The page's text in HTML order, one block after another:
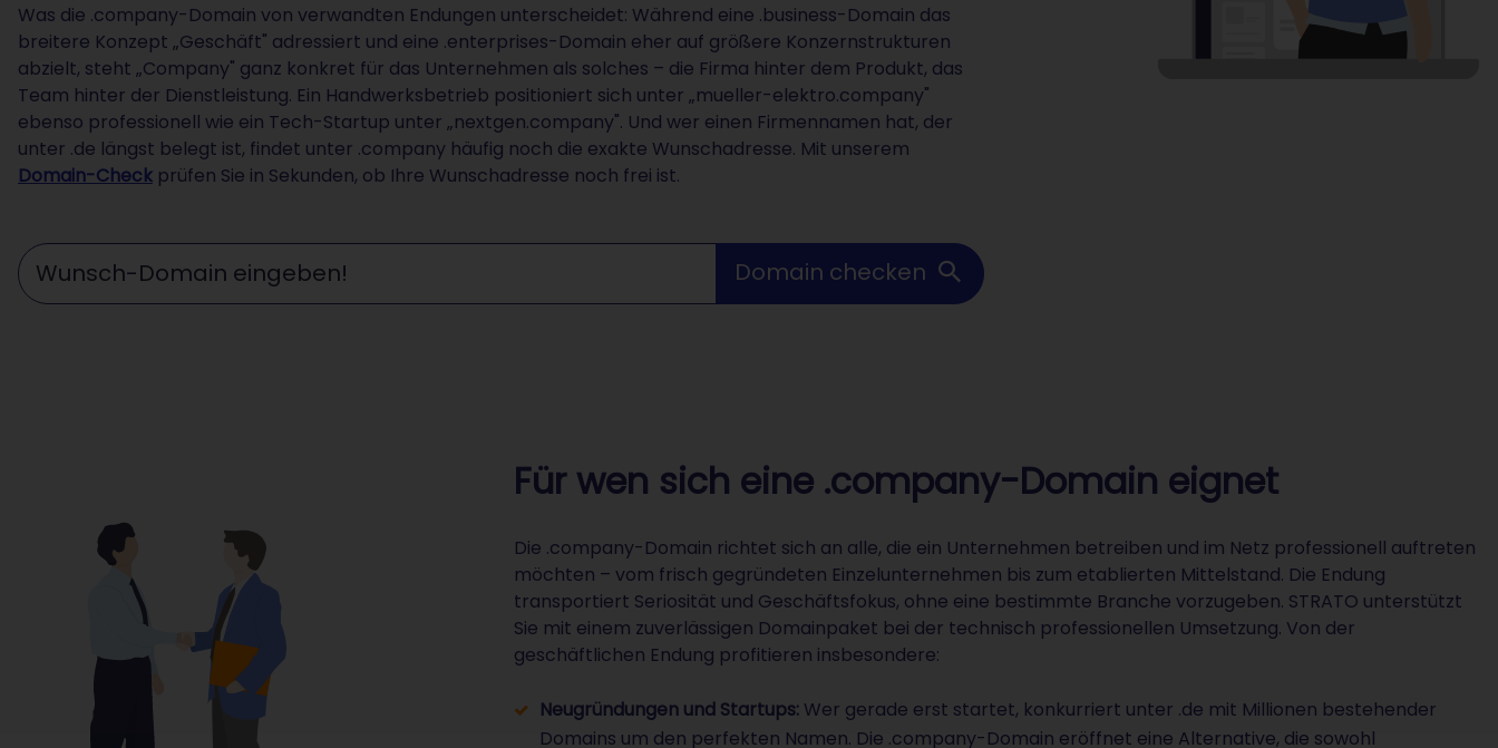
Was die .company-Domain von verwandten Endungen unterscheidet: Während eine .business-Domain das
breitere Konzept „Geschäft" adressiert und eine .enterprises-Domain eher auf größere Konzernstrukturen
abzielt, steht „Company" ganz konkret für das Unternehmen als solches – die Firma hinter dem Produkt, das
Team hinter der Dienstleistung. Ein Handwerksbetrieb positioniert sich unter „mueller-elektro.company"
ebenso professionell wie ein Tech-Startup unter „nextgen.company". Und wer einen Firmennamen hat, der
unter .de längst belegt ist, findet unter .company häufig noch die exakte Wunschadresse. Mit unserem
Domain-Check prüfen Sie in Sekunden, ob Ihre Wunschadresse noch frei ist.
Wunschdomain eingeben ...
Domain checken
Für wen sich eine .company-Domain eignet
Die .company-Domain richtet sich an alle, die ein Unternehmen betreiben und im Netz professionell auftreten
möchten – vom frisch gegründeten Einzelunternehmen bis zum etablierten Mittelstand. Die Endung
transportiert Seriosität und Geschäftsfokus, ohne eine bestimmte Branche vorzugeben. STRATO unterstützt
Sie mit einem zuverlässigen Domainpaket bei der technisch professionellen Umsetzung. Von der
geschäftlichen Endung profitieren insbesondere:
Neugründungen und Startups:Wer gerade erst startet, konkurriert unter .de mit Millionen bestehender
Domains um den perfekten Namen. Die .company-Domain eröffnet eine Alternative, die sowohl